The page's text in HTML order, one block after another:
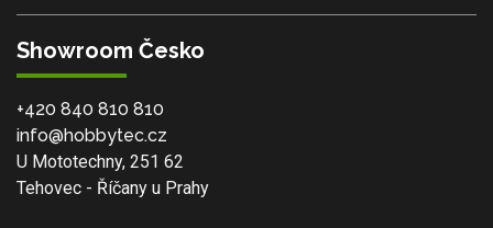
Showroom Česko
+420 840 810 810
info@hobbytec.cz
U Mototechny, 251 62
Tehovec - Říčany u Prahy